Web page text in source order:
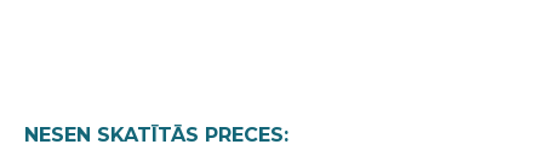
NESEN SKATĪTĀS PRECES: